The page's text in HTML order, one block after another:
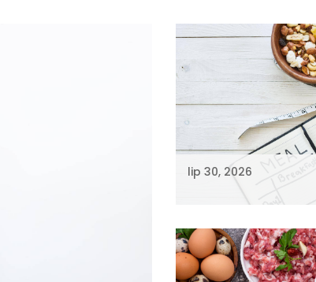
lip 30, 2026